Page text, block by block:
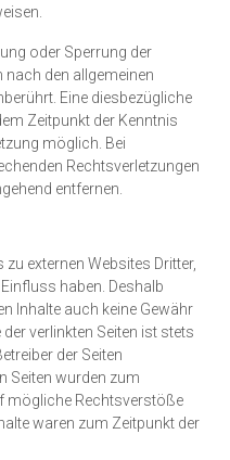
oder Sperrung der
den allgemeinen
Eine diesbezügliche
Zeitpunkt der Kenntnis
möglich. Bei
Rechtsverletzungen
entfernen.
externen Websites Dritter,
haben. Deshalb
Inhalte auch keine Gewähr
verlinkten Seiten ist stets
der Seiten
Seiten wurden zum
mögliche Rechtsverstöße
waren zum Zeitpunkt der